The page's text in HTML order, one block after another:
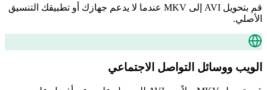
قم بتحويل AVI إلى MKV عندما لا يدعم جهازك أو تطبيقك التنسيق
الأصلي.
الويب ووسائل التواصل الاجتماعي